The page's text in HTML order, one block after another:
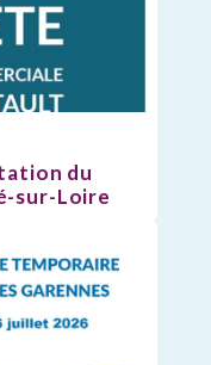
du
sur-Loire